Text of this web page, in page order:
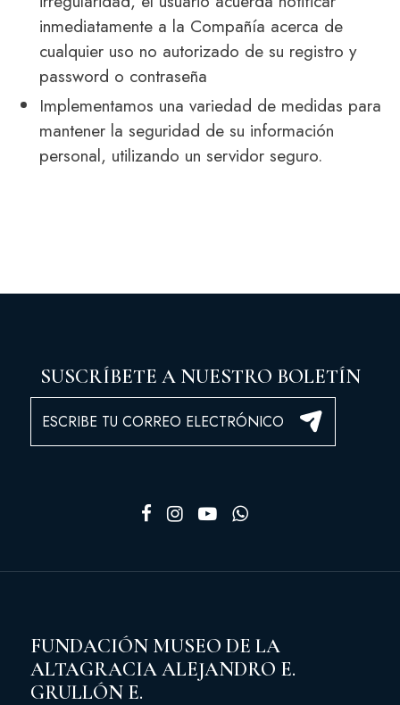
inmediatamente a la Compañía acerca de
cualquier uso no autorizado de su registro y
password o contraseña
Implementamos una variedad de medidas para
mantener la seguridad de su información
personal, utilizando un servidor seguro.
SUSCRÍBETE A NUESTRO BOLETÍN
FUNDACIÓN MUSEO DE LA
ALTAGRACIA ALEJANDRO E.
GRULLÓN E.